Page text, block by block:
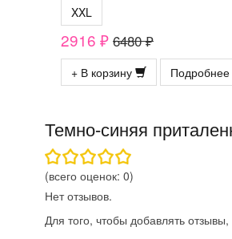
XXL
2916 ₽ 6480 ₽
+ В корзину Подробнее
Темно-синяя
(всего оценок: 0)
Нет отзывов.
Для того, чтобы добавлять